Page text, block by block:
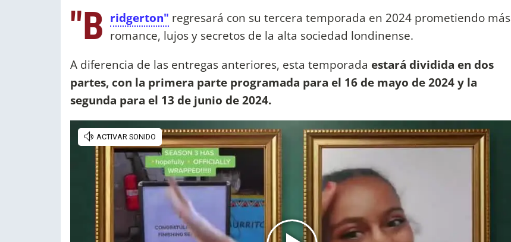
"B ridgerton" regresará con su tercera temporada en 2024 prometiendo más
romance, lujos y secretos de la alta sociedad londinense.
A diferencia de las entregas anteriores, esta temporada estará dividida en dos
partes, con la primera parte programada para el 16 de mayo de 2024 y la
segunda para el 13 de junio de 2024.